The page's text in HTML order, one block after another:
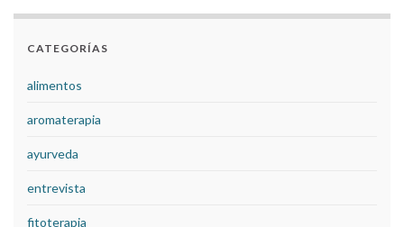
CATEGORÍAS
alimentos
aromaterapia
ayurveda
entrevista
fitoterapia